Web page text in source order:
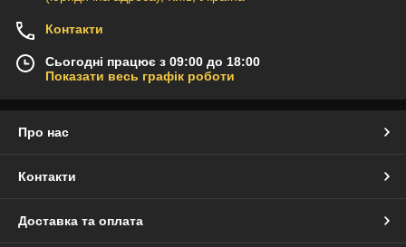
Контакти
Сьогодні працює з 09:00 до 18:00
Показати весь графік роботи
Про нас
Контакти
Доставка та оплата